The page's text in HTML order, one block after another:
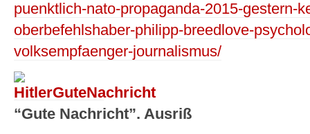
puenktlich-nato-propaganda-2015-gestern-
oberbefehlshaber-philipp-breedlove-
volksempfaenger-journalismus/
“Gute Nachricht”. Ausriß